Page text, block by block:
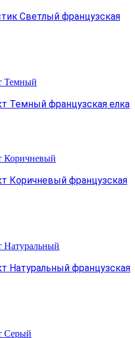
Светлый французская
Темный французская елка
Коричневый французская
Натуральный французская